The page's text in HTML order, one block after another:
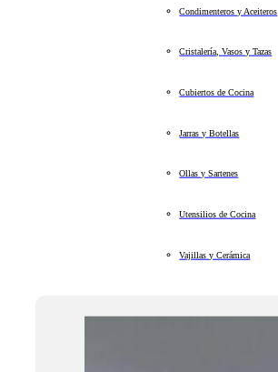
Condimenteros y Aceiteros
Cristalería, Vasos y Tazas
Cubiertos de Cocina
Jarras y Botellas
Ollas y Sartenes
Utensilios de Cocina
Vajillas y Cerámica